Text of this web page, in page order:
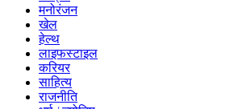
मनोरंजन
खेल
हेल्थ
लाइफस्टाइल
करियर
साहित्य
राजनीति